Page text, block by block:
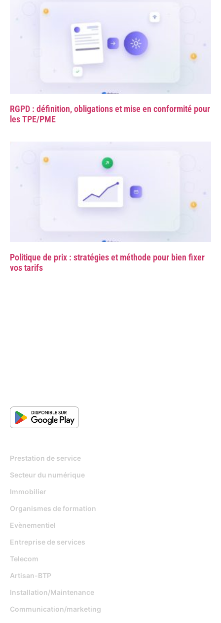
RGPD : définition, obligations et mise en conformité pour
les TPE/PME
Politique de prix : stratégies et méthode pour bien fixer
vos tarifs
Prestation de service
Secteur du numérique
Immobilier
Organismes de formation
Evènementiel
Entreprise de services
Telecom
Artisan-BTP
Installation/Maintenance
Communication/marketing